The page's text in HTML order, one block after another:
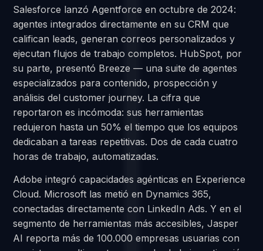
Salesforce lanzó Agentforce en octubre de 2024:
agentes integrados directamente en su CRM que
califican leads, generan correos personalizados y
ejecutan flujos de trabajo completos. HubSpot, por
su parte, presentó Breeze — una suite de agentes
especializados para contenido, prospección y
análisis del customer journey. La cifra que
reportaron es incómoda: sus herramientas
redujeron hasta un 50% el tiempo que los equipos
dedicaban a tareas repetitivas. Dos de cada cuatro
horas de trabajo, automatizadas.
Adobe integró capacidades agénticas en Experience
Cloud. Microsoft las metió en Dynamics 365,
conectadas directamente con LinkedIn Ads. Y en el
segmento de herramientas más accesibles, Jasper
AI reporta más de 100.000 empresas usuarias con